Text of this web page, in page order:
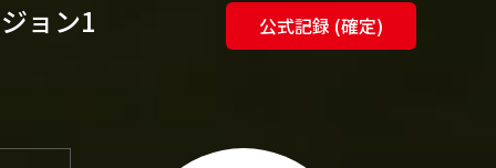
ョン1 公式記録 (確定)